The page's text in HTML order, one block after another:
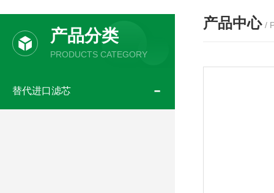
产品分类
PRODUCTS CATEGORY
替代进口滤芯
产品中心 /